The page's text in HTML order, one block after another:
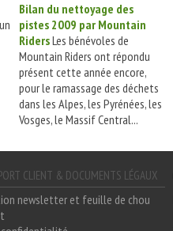
Bilan du nettoyage des
pistes 2009 par Mountain
RidersLes bénévoles de
Mountain Riders ont répondu
présent cette année encore,
pour le ramassage des déchets
dans les Alpes, les Pyrénées, les
Vosges, le Massif Central...
CLIENT & DOCUMENTS LÉGAUX
newsletter et feuille de chou